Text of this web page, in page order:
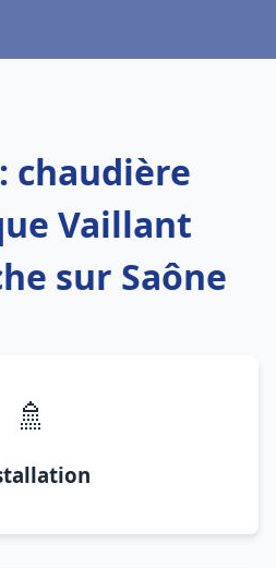
chaudière
Vaillant
sur Saône
🚿